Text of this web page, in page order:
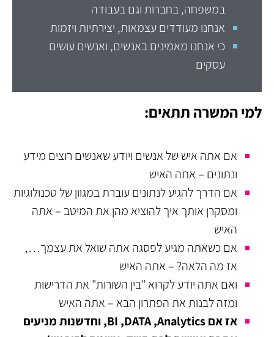
במשפחה, בחברות וגם בעבודה
אנחנו מעודדים עצמאות, יצירתיות ויזמות
כי אנחנו מאמינים באנשים, ואנשים עושים
עסקים
למי המשרה תתאים:
אם אתה איש של אנשים ויודע שאנשים רוצים מידע
ונתונים – אתה האיש
אם הדרך להגיע לנתונים עוברת במגוון של טכנולוגיות
ומסקרן אותך איך להוציא מהן את המיטב – אתה
האיש
אם כשאתה מגיע לפסגה אתה שואל את עצמך…,
אז מה הלאה? – אתה האיש
ואם אתה יודע לקרוא "בין השורות" את הדרישות
ומזה לבנות את הפתרון הבא – אתה האיש
אז אם BI ,DATA ,Analytics, וחדשנות מניעים